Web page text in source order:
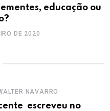
educação ou
DE 2020
NAVARRO
escreveu no